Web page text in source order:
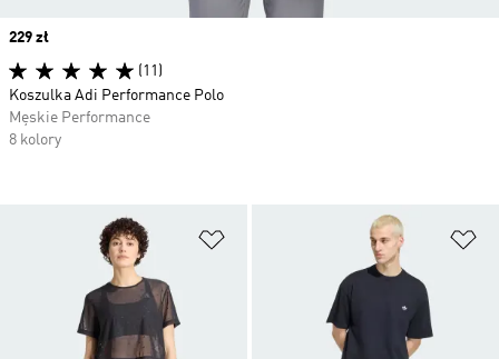
Dodaj do listy życzeń
Price
229 zł
(11)
Koszulka Adi Performance Polo
Męskie Performance
8 kolory